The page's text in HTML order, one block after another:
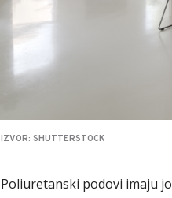
IZVOR: SHUTTERSTOCK
Poliuretanski podovi imaju